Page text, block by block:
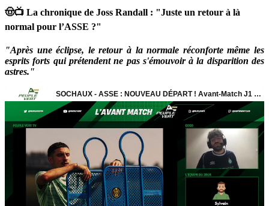
🤠📺 La chronique de Joss Randall : "Juste un retour à là
normal pour l’ASSE ?"
"Après une éclipse, le retour à la normale réconforte même les
esprits forts qui prétendent ne pas s'émouvoir à la disparition des
astres."